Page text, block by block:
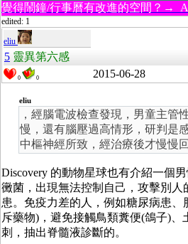
覺得鬧鐘/行事曆有改進的空間？→
edited: 1
eliu
5 靈異第六感
0 0 2015-06-28
eliu
，經腦電波檢查發現，男童主管
慢，還有腦壓過高情形，研判是
中樞神經所致，經治療後才慢慢
Discovery 的動物星球也有介紹一個
黴菌，出現無法控制自己，攻擊別人
患。免疫力差的人，例如糖尿病患
斥藥物)，避免接觸鳥類糞便(鴿子)、
刺，抽出脊髓液診斷的。